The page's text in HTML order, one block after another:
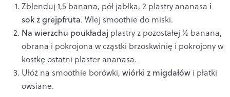
Zblenduj 1,5 banana, pół jabłka, 2 plastry ananasa i
sok z grejpfruta. Wlej smoothie do miski.
Na wierzchu poukładaj plastry z pozostałej ½ banana,
obrana i pokrojona w cząstki brzoskwinię i pokrojony w
kostkę ostatni plaster ananasa.
Ułóż na smoothie borówki, wiórki z migdałów i płatki
owsiane.